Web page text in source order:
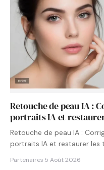
Retouche de peau IA :
portraits IA et
Retouche de peau IA :
portraits IA et restaurer les
Partenaires·5 Août 2026